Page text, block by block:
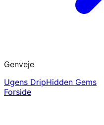
Genveje
Ugens DripHidden Gems
Forside